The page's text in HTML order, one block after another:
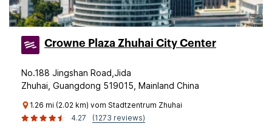
Crowne Plaza Zhuhai City Center
No.188 Jingshan Road,Jida
Zhuhai, Guangdong 519015, Mainland China
1.26 mi (2.02 km) vom Stadtzentrum Zhuhai
4.27
(1273 reviews)